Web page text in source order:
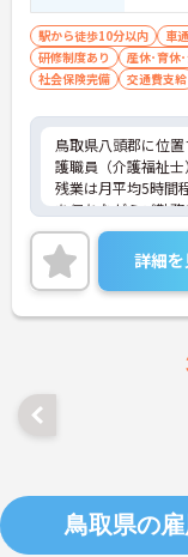
駅から徒歩10分以内 車
研修制度あり
産休･育休
社会保険完備
交通費支給
鳥取県八頭郡に位
護職員（介護福祉士
残業は月平均5時間
を保ちながらご勤
業・介護休業・看
ステージが変化し
ご興味のある方に
に詳細をご案内し
い！
詳細
鳥取県の